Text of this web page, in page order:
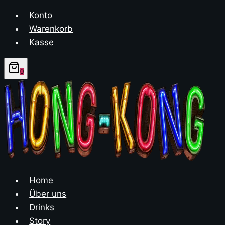
Zum
Inhalt
springen
Konto
Warenkorb
Kasse
0
Home
Über uns
Drinks
Story